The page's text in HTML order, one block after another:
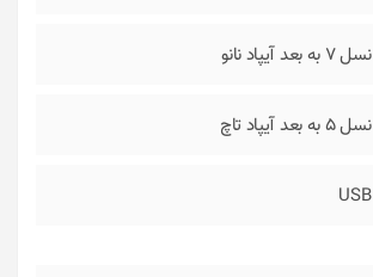
نسل 7 به بعد آیپاد نانو
نسل 5 به بعد آیپاد تاچ
USB